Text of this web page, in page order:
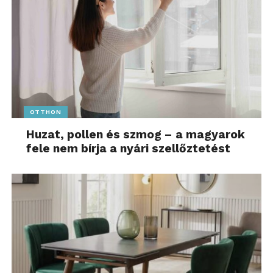
OTTHON
Huzat, pollen és szmog – a magyarok
fele nem bírja a nyári szellőztetést